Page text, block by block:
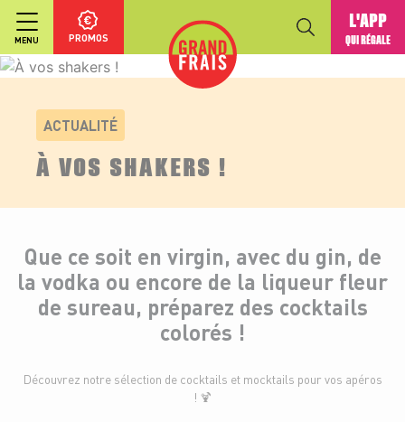
MENU PROMOS
L'APP
QUI RÉGALE
ACTUALITÉ
À VOS SHAKERS !
Que ce soit en virgin, avec du gin, de
la vodka ou encore de la liqueur fleur
de sureau, préparez des cocktails
colorés !
Découvrez notre sélection de cocktails et mocktails pour vos apéros
! 🍹